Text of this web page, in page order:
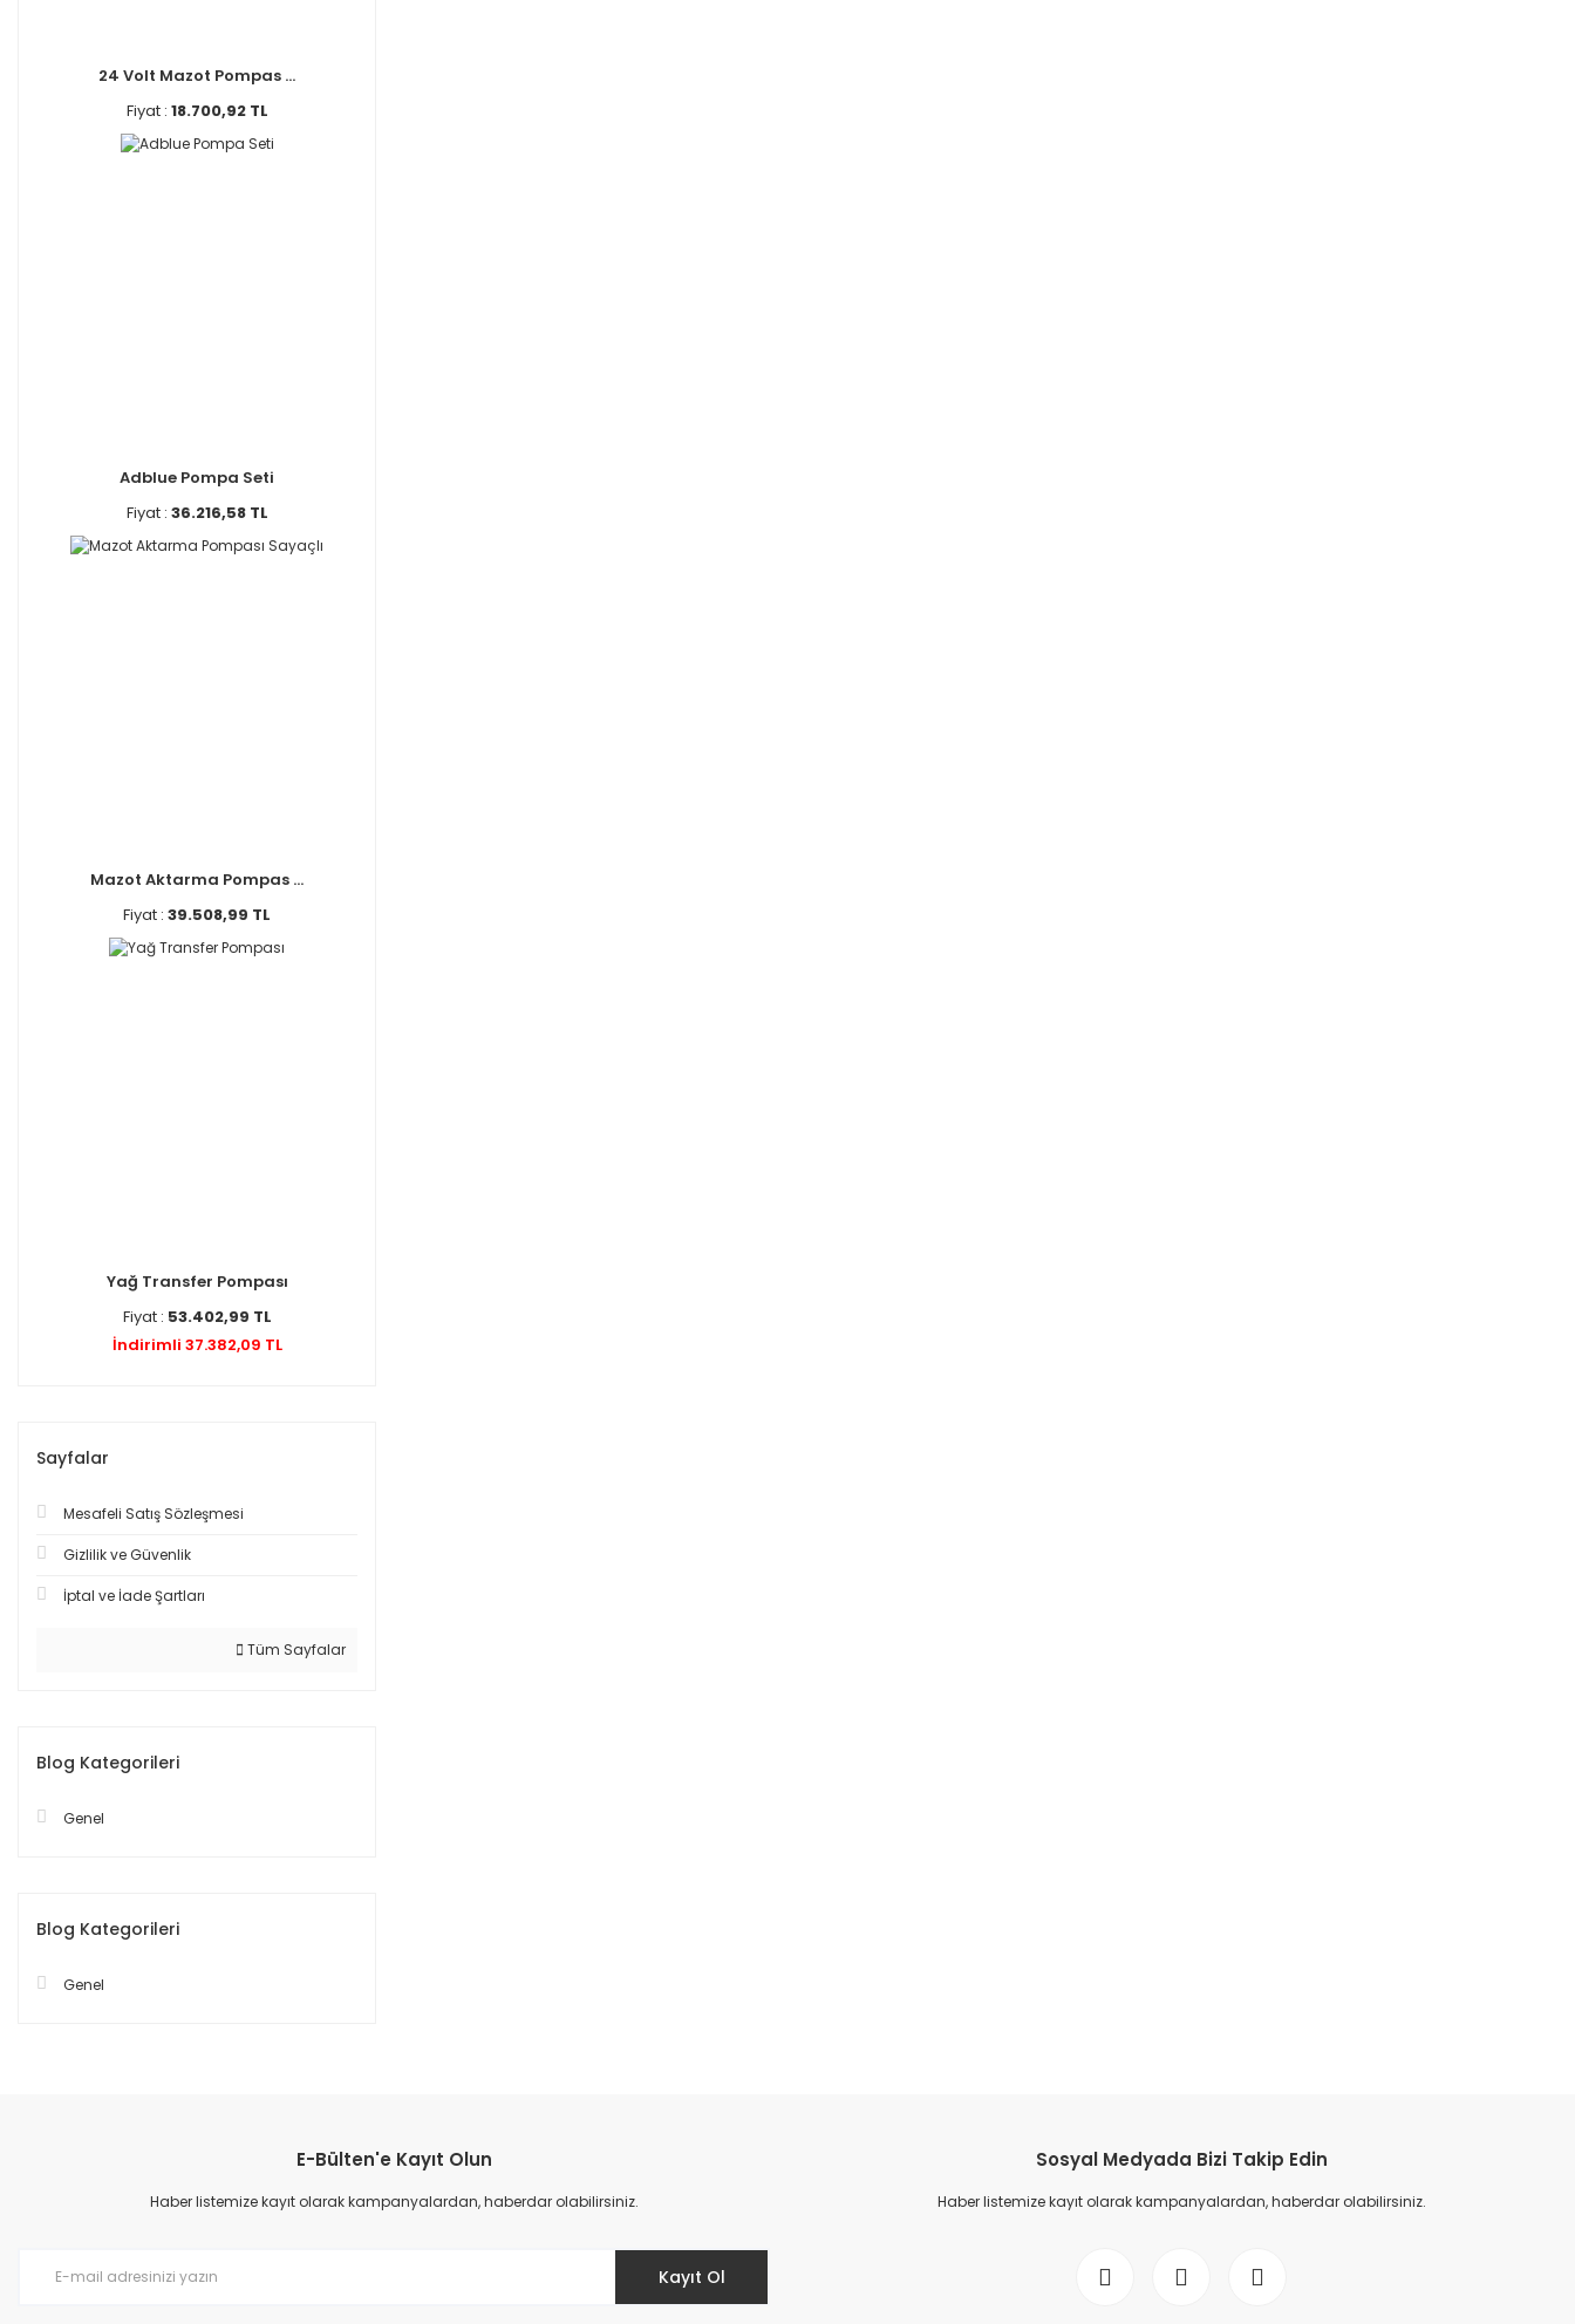
24 Volt Mazot Pompas ...
Fiyat : 18.700,92 TL
Adblue Pompa Seti
Fiyat : 36.216,58 TL
Mazot Aktarma Pompas ...
Fiyat : 39.508,99 TL
Yağ Transfer Pompası
Fiyat : 53.402,99 TL
İndirimli 37.382,09 TL
Sayfalar
Mesafeli Satış Sözleşmesi
Gizlilik ve Güvenlik
İptal ve İade Şartları
Tüm Sayfalar
Blog Kategorileri
Genel
Blog Kategorileri
Genel
E-Bülten'e Kayıt Olun
Haber listemize kayıt olarak kampanyalardan, haberdar olabilirsiniz.
Kayıt Ol
Sosyal Medyada Bizi Takip Edin
Haber listemize kayıt olarak kampanyalardan, haberdar olabilirsiniz.